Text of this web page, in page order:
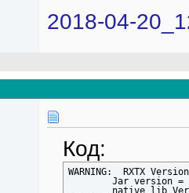
2018-04-
Код:
WARNING:  RXTX